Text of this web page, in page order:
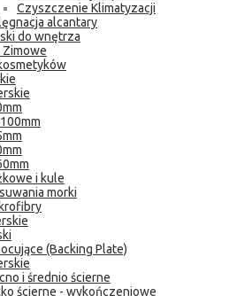
Czyszczenie Klimatyzacji
alcantary
do wnętrza
Zimowe
i kule
morki
(Backing Plate)
i średnio ścierne
ścierne - wykończeniowe